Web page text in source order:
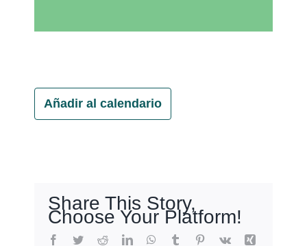
Añadir al calendario
Share This Story,
Choose Your Platform!
Facebook
TwitterRedditLinkedInWhatsApp
Tumblr Pinterest
Vk
Xing